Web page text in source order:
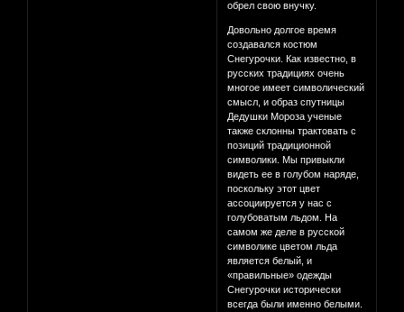
обрел свою внучку.
Довольно долгое время
создавался костюм
Снегурочки. Как известно, в
русских традициях очень
многое имеет символический
смысл, и образ спутницы
Дедушки Мороза ученые
также склонны трактовать с
позиций традиционной
символики. Мы привыкли
видеть ее в голубом наряде,
поскольку этот цвет
ассоциируется у нас с
голубоватым льдом. На
самом же деле в русской
символике цветом льда
является белый, и
«правильные» одежды
Снегурочки исторически
всегда были именно белыми.